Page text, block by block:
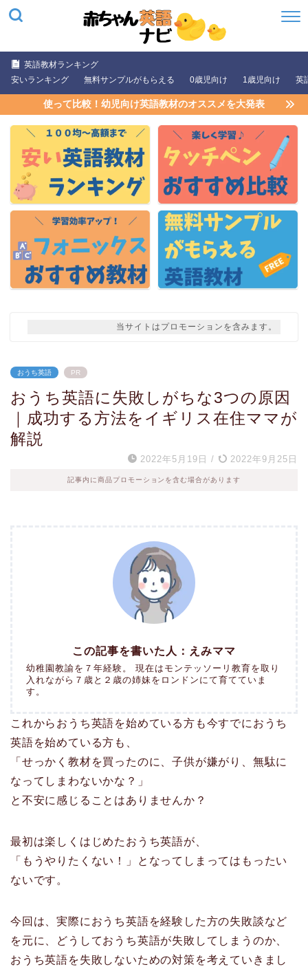
英語教材ランキング
安いランキング
無料サンプルがもらえる 0歳児向け 1歳児向け 英
使って比較！幼児向け英語教材のオススメを大発表
当サイトはプロモーションを含みます。
おうち英語 PR
おうち英語に失敗しがちな3つの原因
｜成功する方法をイギリス在住ママが
解説
2022年5月19日 / 2022年9月25日
記事内に商品プロモーションを含む場合があります
この記事を書いた人：えみママ
幼稚園教諭を７年経験。 現在はモンテッソーリ教育を取り
入れながら７歳と２歳の姉妹をロンドンにて育てていま
す。
これからおうち英語を始めている方も今すでにおうち
英語を始めている方も、
「せっかく教材を買ったのに、子供が嫌がり、無駄に
なってしまわないかな？」
と不安に感じることはありませんか？
最初は楽しくはじめたおうち英語が、
「もうやりたくない！」となってしまってはもったい
ないです。
今回は、実際におうち英語を経験した方の失敗談など
を元に、どうしておうち英語が失敗してしまうのか、
おうち英語を失敗しないための対策を考えていきまし